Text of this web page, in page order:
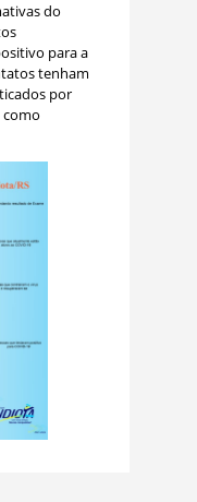
do
para a
tenham
por